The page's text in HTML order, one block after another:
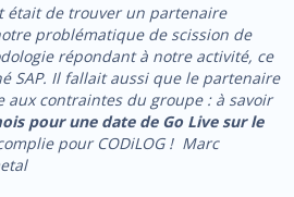
était de trouver un partenaire
problématique de scission de
répondant à notre activité, ce
SAP. Il fallait aussi que le partenaire
aux contraintes du groupe : à savoir
pour une date de Go Live sur le
pour CODiLOG ! Marc